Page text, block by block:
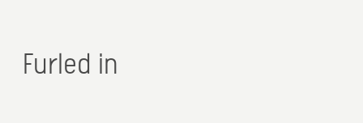
Furled in